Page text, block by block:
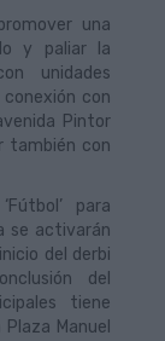
una
y paliar la
unidades
con
Pintor
también con
para
se activarán
del derbi
del
tiene
Manuel